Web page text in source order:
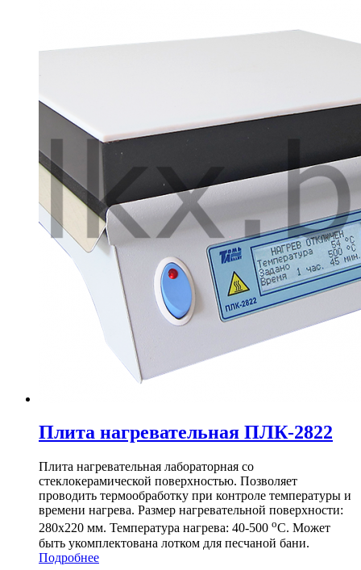
Плита нагревательная ПЛК-2822
Плита нагревательная лабораторная со
стеклокерамической поверхностью. Позволяет
проводить термообработку при контроле температуры и
времени нагрева. Размер нагревательной поверхности:
280х220 мм. Температура нагрева: 40-500 оС. Может
быть укомплектована лотком для песчаной бани.
Подробнее